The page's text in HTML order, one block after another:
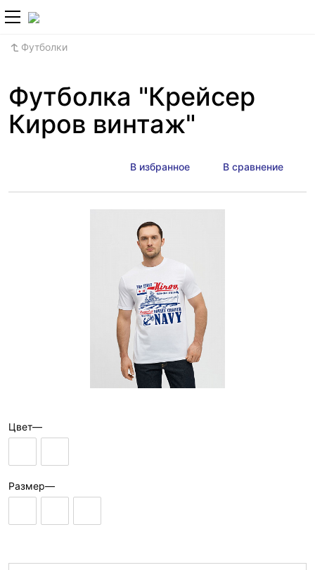
Футболки
Футболка "Крейсер
Киров винтаж"
В избранное В сравнение
Цвет—
Размер—